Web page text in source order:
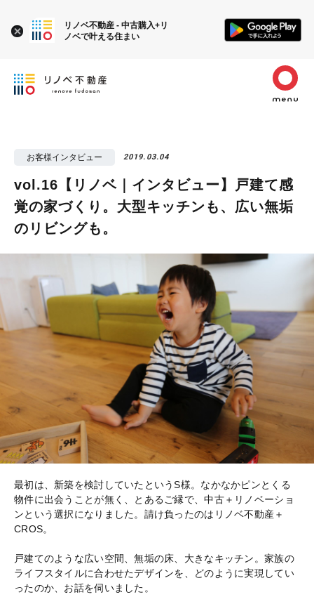
お客様インタビュー 2019.03.04
vol.16【リノベ｜インタビュー】戸建て感
覚の家づくり。大型キッチンも、広い無垢
のリビングも。
最初は、新築を検討していたというS様。なかなかピンとくる
物件に出会うことが無く、とあるご縁で、中古＋リノベーショ
ンという選択になりました。請け負ったのはリノベ不動産＋
CROS。
戸建てのような広い空間、無垢の床、大きなキッチン。家族の
ライフスタイルに合わせたデザインを、どのように実現してい
ったのか、お話を伺いました。
リノベ不動産 - 中古購入+リ
ノベで叶える住まい